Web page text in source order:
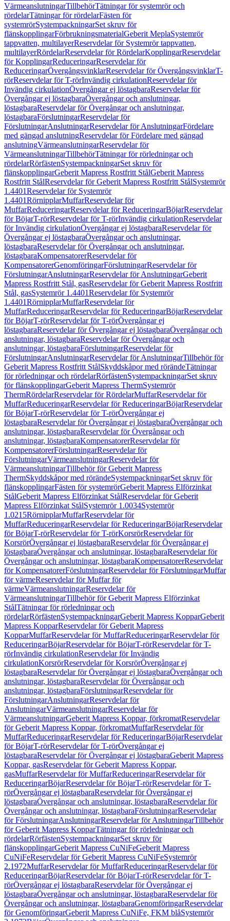
VärmeanslutningarTillbehörTätningar för systemrör och
rördelarTätningar för rördelarFästen för
systemrörSystempackningarSet skruv för
flänskopplingarFörbrukningsmaterialGeberit MeplaSystemrör
tappvatten, multilayerReservdelar för Systemrör tappvatten,
multilayerRördelarReservdelar för RördelarKopplingarReservdelar
för KopplingarReduceringarReservdelar för
ReduceringarÖvergångsvinklarReservdelar för ÖvergångsvinklarT-
rörReservdelar för T-rörInvändig cirkulationReservdelar för
Invändig cirkulationÖvergångar ej löstagbaraReservdelar för
Övergångar ej löstagbaraÖvergångar och anslutningar,
löstagbaraReservdelar för Övergångar och anslutningar,
löstagbaraFörslutningarReservdelar för
FörslutningarAnslutningarReservdelar för AnslutningarFördelare
med gängad anslutningReservdelar för Fördelare med gängad
anslutningVärmeanslutningarReservdelar för
VärmeanslutningarTillbehörTätningar för rörledningar och
rördelarRörfästenSystempackningarSet skruv för
flänskopplingarGeberit Mapress Rostfritt StålGeberit Mapress
Rostfritt StålReservdelar för Geberit Mapress Rostfritt StålSystemrör
1.4401Reservdelar för Systemrör
1.4401RörnipplarMuffarReservdelar för
MuffarReduceringarReservdelar för ReduceringarBöjarReservdelar
för BöjarT-rörReservdelar för T-rörInvändig cirkulationReservdelar
för Invändig cirkulationÖvergångar ej löstagbaraReservdelar för
Övergångar ej löstagbaraÖvergångar och anslutningar,
löstagbaraReservdelar för Övergångar och anslutningar,
löstagbaraKompensatorerReservdelar för
KompensatorerGenomföringarFörslutningarReservdelar för
FörslutningarAnslutningarReservdelar för AnslutningarGeberit
Mapress Rostfritt Stål, gasReservdelar för Geberit Mapress Rostfritt
Stål, gasSystemrör 1.4401Reservdelar för Systemrör
1.4401RörnipplarMuffarReservdelar för
MuffarReduceringarReservdelar för ReduceringarBöjarReservdelar
för BöjarT-rörReservdelar för T-rörÖvergångar ej
löstagbaraReservdelar för Övergångar ej löstagbaraÖvergångar och
anslutningar, löstagbaraReservdelar för Övergångar och
anslutningar, löstagbaraFörslutningarReservdelar för
FörslutningarAnslutningarReservdelar för AnslutningarTillbehör för
Geberit Mapress Rostfritt StålSkyddskåpor med rörändeTätningar
för rörledningar och rördelarRörfästenSystempackningarSet skruv
för flänskopplingarGeberit Mapress ThermSystemrör
ThermRördelarReservdelar för RördelarMuffarReservdelar för
MuffarReduceringarReservdelar för ReduceringarBöjarReservdelar
för BöjarT-rörReservdelar för T-rörÖvergångar ej
löstagbaraReservdelar för Övergångar ej löstagbaraÖvergångar och
anslutningar, löstagbaraReservdelar för Övergångar och
anslutningar, löstagbaraKompensatorerReservdelar för
KompensatorerFörslutningarReservdelar för
FörslutningarVärmeanslutningarReservdelar för
VärmeanslutningarTillbehör för Geberit Mapress
ThermSkyddskåpor med rörändeSystempackningarSet skruv för
flänskopplingarFästen för systemrörGeberit Mapress Elförzinkat
StålGeberit Mapress Elförzinkat StålReservdelar för Geberit
Mapress Elförzinkat StålSystemrör 1.0034Systemrör
1.0215RörnipplarMuffarReservdelar för
MuffarReduceringarReservdelar för ReduceringarBöjarReservdelar
för BöjarT-rörReservdelar för T-rörKorsrörReservdelar för
KorsrörÖvergångar ej löstagbaraReservdelar för Övergångar ej
löstagbaraÖvergångar och anslutningar, löstagbaraReservdelar för
Övergångar och anslutningar, löstagbaraKompensatorerReservdelar
för KompensatorerFörslutningarReservdelar för FörslutningarMuffar
för värmeReservdelar för Muffar för
värmeVärmeanslutningarReservdelar för
VärmeanslutningarTillbehör för Geberit Mapress Elförzinkat
StålTätningar för rörledningar och
rördelarRörfästenSystempackningarGeberit Mapress KopparGeberit
Mapress KopparReservdelar för Geberit Mapress
KopparMuffarReservdelar för MuffarReduceringarReservdelar för
ReduceringarBöjarReservdelar för BöjarT-rörReservdelar för T-
rörInvändig cirkulationReservdelar för Invändig
cirkulationKorsrörReservdelar för KorsrörÖvergångar ej
löstagbaraReservdelar för Övergångar ej löstagbaraÖvergångar och
anslutningar, löstagbaraReservdelar för Övergångar och
anslutningar, löstagbaraFörslutningarReservdelar för
FörslutningarAnslutningarReservdelar för
AnslutningarVärmeanslutningarReservdelar för
VärmeanslutningarGeberit Mapress Koppar, förkromatReservdelar
för Geberit Mapress Koppar, förkromatMuffarReservdelar för
MuffarReduceringarReservdelar för ReduceringarBöjarReservdelar
för BöjarT-rörReservdelar för T-rörÖvergångar ej
löstagbaraReservdelar för Övergångar ej löstagbaraGeberit Mapress
Koppar, gasReservdelar för Geberit Mapress Koppar,
gasMuffarReservdelar för MuffarReduceringarReservdelar för
ReduceringarBöjarReservdelar för BöjarT-rörReservdelar för T-
rörÖvergångar ej löstagbaraReservdelar för Övergångar ej
löstagbaraÖvergångar och anslutningar, löstagbaraReservdelar för
Övergångar och anslutningar, löstagbaraFörslutningarReservdelar
för FörslutningarAnslutningarReservdelar för AnslutningarTillbehör
för Geberit Mapress KopparTätningar för rörledningar och
rördelarRörfästenSystempackningarSet skruv för
flänskopplingarGeberit Mapress CuNiFeGeberit Mapress
CuNiFeReservdelar för Geberit Mapress CuNiFeSystemrör
2.1972MuffarReservdelar för MuffarReduceringarReservdelar för
ReduceringarBöjarReservdelar för BöjarT-rörReservdelar för T-
rörÖvergångar ej löstagbaraReservdelar för Övergångar ej
löstagbaraÖvergångar och anslutningar, löstagbaraReservdelar för
Övergångar och anslutningar, löstagbaraGenomföringarReservdelar
för GenomföringarGeberit Mapress CuNiFe, FKM blåSystemrör